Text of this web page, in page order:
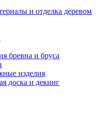
и отделка деревом
бревна и бруса
изделия
доска и декинг